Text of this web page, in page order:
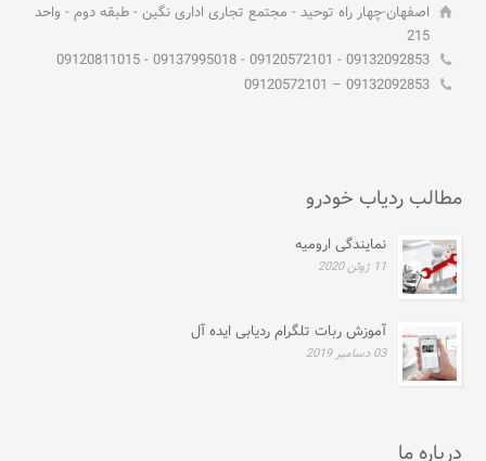
اصفهان-چهار راه توحید - مجتمع تجاری اداری نگین - طبقه دوم - واحد
215
09132092853 - 09120572101 - 09137995018 - 09120811015
09132092853 – 09120572101
مطالب ردیاب خودرو
نمایندگی ارومیه
11 ژوئن 2020
آموزش ربات تلگرام ردیابی ایده آل
03 دسامبر 2019
درباره ما